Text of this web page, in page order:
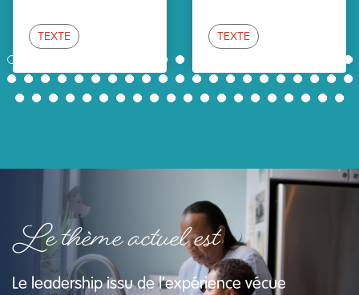
TEXTE TEXTE
1 10 11
21
22
23 24 25 26 27 28 29 30 31 32 33 34 35 36 37 38 39 40 41
42
43
44 45 46 47 48 49 50 51 52 53 54 55 56 57 58 59 60 61 62
Le thème actuel est
Le leadership issu de l'expérience vécue